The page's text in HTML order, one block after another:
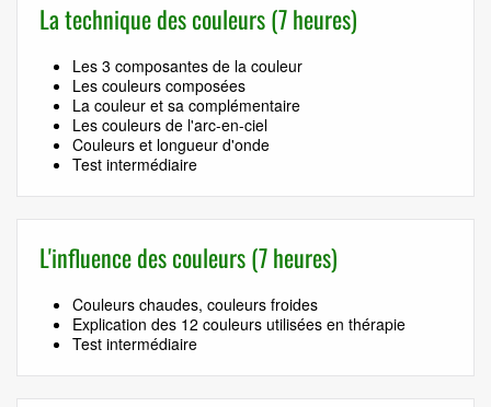
La technique des couleurs (7 heures)
Les 3 composantes de la couleur
Les couleurs composées
La couleur et sa complémentaire
Les couleurs de l'arc-en-ciel
Couleurs et longueur d'onde
Test intermédiaire
L'influence des couleurs (7 heures)
Couleurs chaudes, couleurs froides
Explication des 12 couleurs utilisées en thérapie
Test intermédiaire